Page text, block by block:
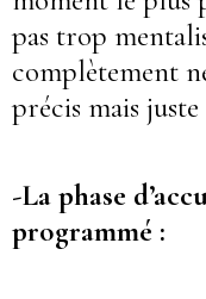
pas trop
complètement
précis mais
-La phase
programmé :